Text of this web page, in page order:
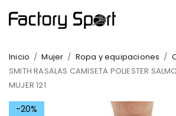
Inicio / Mujer / Ropa y equipaciones /
SMITH RASALAS CAMISETA POLIESTER
MUJER 121
-20%